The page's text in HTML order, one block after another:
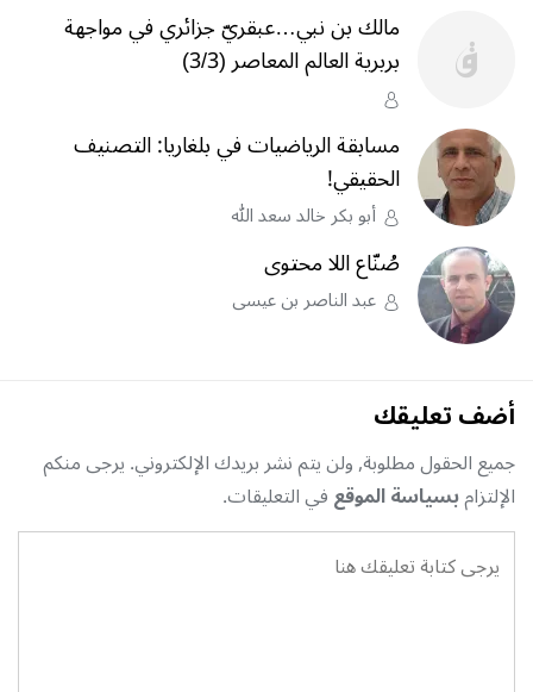
مالك بن نبي…عبقريّ جزائري في مواجهة
بربرية العالم المعاصر (3/3)
مسابقة الرياضيات في بلغاريا: التصنيف
الحقيقي!
أبو بكر خالد سعد الله
صُنّاع اللا محتوى
عبد الناصر بن عيسى
أضف تعليقك
جميع الحقول مطلوبة, ولن يتم نشر بريدك الإلكتروني. يرجى منكم
الإلتزامبسياسة الموقعفي التعليقات.